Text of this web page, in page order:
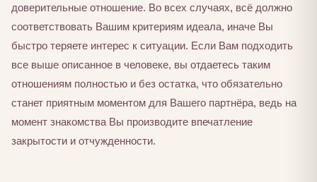
доверительные отношение. Во всех случаях, всё должно
соответствовать Вашим критериям идеала, иначе Вы
быстро теряете интерес к ситуации. Если Вам подходить
все выше описанное в человеке, вы отдаетесь таким
отношениям полностью и без остатка, что обязательно
станет приятным моментом для Вашего партнёра, ведь на
момент знакомства Вы производите впечатление
закрытости и отчужденности.